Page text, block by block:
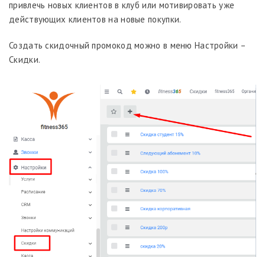
привлечь новых клиентов в клуб или мотивировать уже
действующих клиентов на новые покупки.
Создать скидочный промокод можно в меню Настройки –
Скидки.